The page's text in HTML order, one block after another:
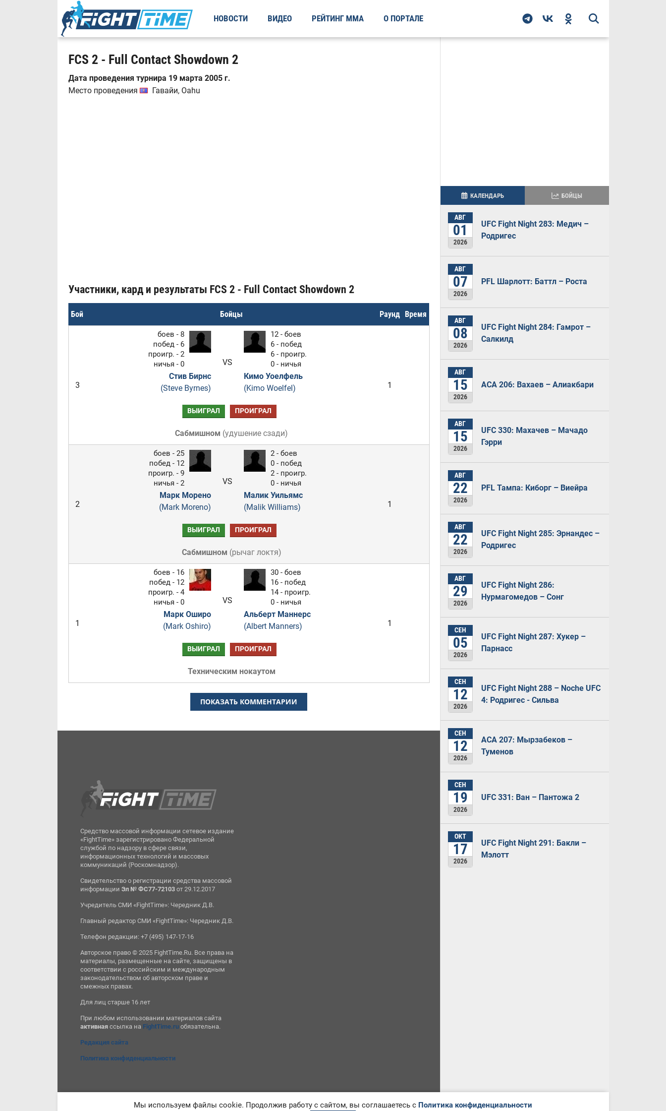
НОВОСТИ ВИДЕО РЕЙТИНГ ММА О ПОРТАЛЕ
FCS 2 - Full Contact Showdown 2
Дата проведения турнира 19 марта 2005 г.
Место проведения
Гавайи, Oahu
Участники, кард и результаты FCS 2 - Full Contact Showdown 2
Бой Бойцы Раунд Время
3
боев - 8
побед - 6
проигр. - 2
ничья - 0
Стив Бирнс
(Steve Byrnes)
VS
12 - боев
6 - побед
6 - проигр.
0 - ничья
Кимо Уоелфель
(Kimo Woelfel)
1
ВЫИГРАЛ ПРОИГРАЛ
Сабмишном (удушение сзади)
2
боев - 25
побед - 12
проигр. - 9
ничья - 2
Марк Морено
(Mark Moreno)
VS
2 - боев
0 - побед
2 - проигр.
0 - ничья
Малик Уильямс
(Malik Williams)
1
ВЫИГРАЛ ПРОИГРАЛ
Сабмишном (рычаг локтя)
1
боев - 16
побед - 12
проигр. - 4
ничья - 0
Марк Оширо
(Mark Oshiro)
VS
30 - боев
16 - побед
14 - проигр.
0 - ничья
Альберт Маннерс
(Albert Manners)
1
ВЫИГРАЛ ПРОИГРАЛ
Техническим нокаутом
ПОКАЗАТЬ КОММЕНТАРИИ
КАЛЕНДАРЬ БОЙЦЫ
АВГ
01
2026
UFC Fight Night 283: Медич –
Родригес
АВГ
07
2026
PFL Шарлотт: Баттл – Роста
АВГ
08
2026
UFC Fight Night 284: Гамрот –
Салкилд
АВГ
15
2026
ACA 206: Вахаев – Алиакбари
АВГ
15
2026
UFC 330: Махачев – Мачадо
Гэрри
АВГ
22
2026
PFL Тампа: Киборг – Виейра
АВГ
22
2026
UFC Fight Night 285: Эрнандес –
Родригес
АВГ
29
2026
UFC Fight Night 286:
Нурмагомедов – Сонг
СЕН
05
2026
UFC Fight Night 287: Хукер –
Парнасс
СЕН
12
2026
UFC Fight Night 288 – Noche UFC
4: Родригес - Сильва
СЕН
12
2026
ACA 207: Мырзабеков –
Туменов
СЕН
19
2026
UFC 331: Ван – Пантожа 2
ОКТ
17
2026
UFC Fight Night 291: Бакли –
Мэлотт
Средство массовой информации сетевое издание
«FightTime» зарегистрировано Федеральной
службой по надзору в сфере связи,
информационных технологий и массовых
коммуникаций (Роскомнадзор).
Свидетельство о регистрации средства массовой
информацииЭл № ФС77-72103 от 29.12.2017
Учредитель СМИ «FightTime»: Чередник Д.В.
Главный редактор СМИ «FightTime»: Чередник Д.В.
Телефон редакции: +7 (495) 147-17-16
Авторское право © 2025 FightTime.Ru. Все права на
материалы, размещенные на сайте, защищены в
соответствии с российским и международным
законодательством об авторском праве и
смежных правах.
Для лиц старше 16 лет
При любом использовании материалов сайта
активная ссылка на FightTime.ru обязательна.
Редакция сайта
Политика конфиденциальности
Мы используем файлы cookie. Продолжив работу с сайтом, вы соглашаетесь с Политика конфиденциальности